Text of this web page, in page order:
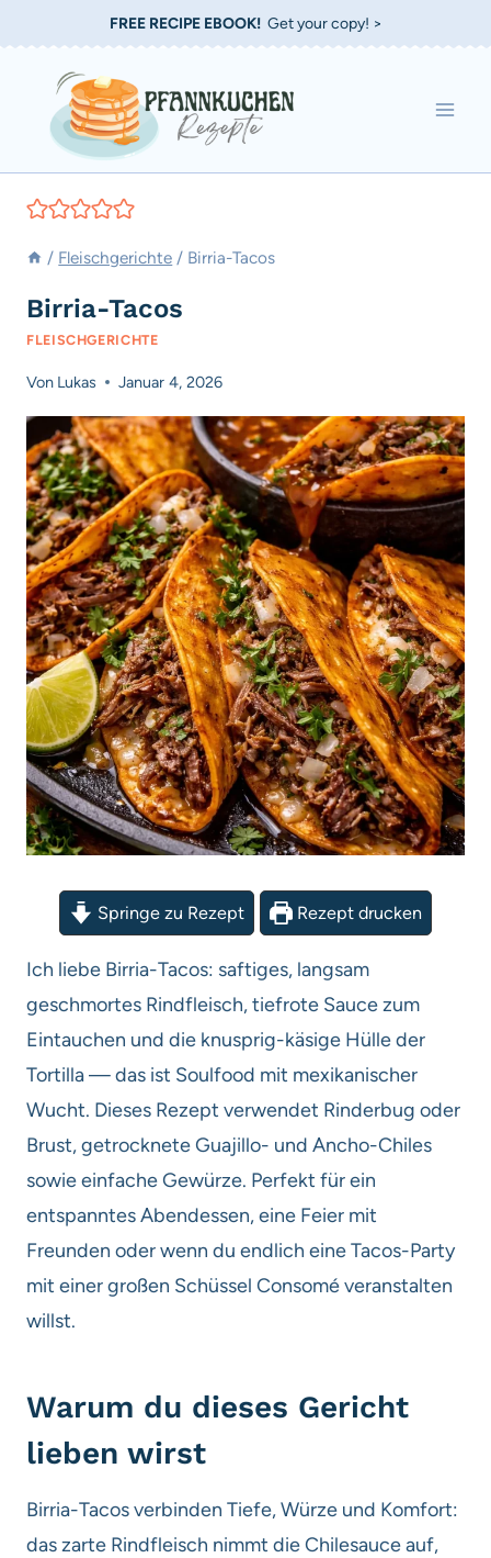
Inhalt
springen
FREE RECIPE EBOOK!Get your copy! >
/ Fleischgerichte / Birria-Tacos
Birria-Tacos
FLEISCHGERICHTE
Von Lukas Januar 4, 2026
Springe zu Rezept Rezept drucken
Ich liebe Birria-Tacos: saftiges, langsam
geschmortes Rindfleisch, tiefrote Sauce zum
Eintauchen und die knusprig-käsige Hülle der
Tortilla — das ist Soulfood mit mexikanischer
Wucht. Dieses Rezept verwendet Rinderbug oder
Brust, getrocknete Guajillo- und Ancho-Chiles
sowie einfache Gewürze. Perfekt für ein
entspanntes Abendessen, eine Feier mit
Freunden oder wenn du endlich eine Tacos-Party
mit einer großen Schüssel Consomé veranstalten
willst.
Warum du dieses Gericht
lieben wirst
Birria-Tacos verbinden Tiefe, Würze und Komfort:
das zarte Rindfleisch nimmt die Chilesauce auf,